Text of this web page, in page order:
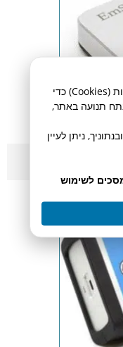
באתר זה אנו עושים שימוש בעוגיות (Cookies) כדי
תנועה באתר,
ניתן לעיין
לשימוש